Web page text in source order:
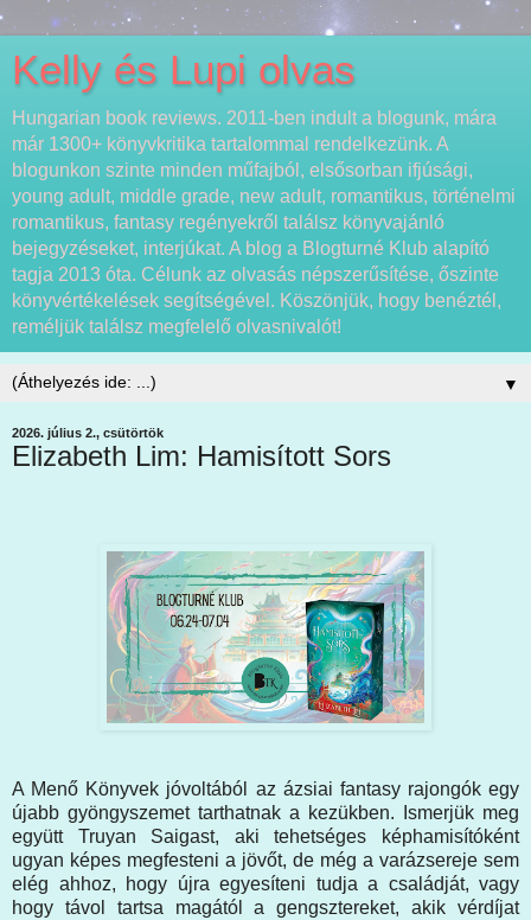
Kelly és Lupi olvas
Hungarian book reviews. 2011-ben indult a blogunk, mára
már 1300+ könyvkritika tartalommal rendelkezünk. A
blogunkon szinte minden műfajból, elsősorban ifjúsági,
young adult, middle grade, new adult, romantikus, történelmi
romantikus, fantasy regényekről találsz könyvajánló
bejegyzéseket, interjúkat. A blog a Blogturné Klub alapító
tagja 2013 óta. Célunk az olvasás népszerűsítése, őszinte
könyvértékelések segítségével. Köszönjük, hogy benéztél,
reméljük találsz megfelelő olvasnivalót!
▼
2026. július 2., csütörtök
Elizabeth Lim: Hamisított ​Sors
A Menő Könyvek jóvoltából az ázsiai fantasy rajongók egy
újabb gyöngyszemet tarthatnak a kezükben. Ismerjük meg
együtt Truyan Saigast, aki tehetséges képhamisítóként
ugyan képes megfesteni a jövőt, de még a varázsereje sem
elég ahhoz, hogy újra egyesíteni tudja a családját, vagy
hogy távol tartsa magától a gengsztereket, akik vérdíjat